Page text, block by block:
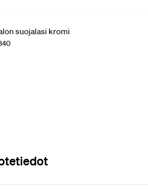
suojalasi kromi